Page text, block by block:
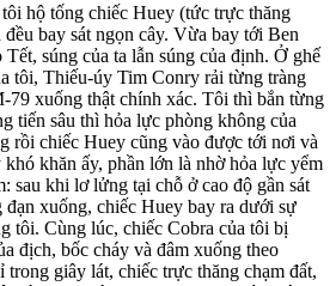
hộ tống chiếc Huey (tức trực thăng
bay sát ngọn cây. Vừa bay tới Ben
súng của ta lẫn súng của định. Ở ghế
tôi, Thiếu-úy Tim Conry rải từng tràng
79 xuống thật chính xác. Tôi thì bắn từng
tiến sâu thì hỏa lực phòng không của
rồi chiếc Huey cũng vào được tới nơi và
khăn ấy, phần lớn là nhờ hỏa lực yểm
sau khi lơ lửng tại chỗ ở cao độ gần sát
đạn xuống, chiếc Huey bay ra dưới sự
tôi. Cùng lúc, chiếc Cobra của tôi bị
địch, bốc cháy và đâm xuống theo
giây lát, chiếc trực thăng chạm đất,